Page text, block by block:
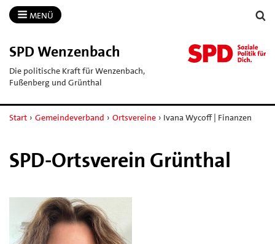
MENÜ
SPD Wenzenbach
Die politische Kraft für Wenzenbach,
Fußenberg und Grünthal
Start › Gemeindeverband › Ortsvereine › Ivana Wycoff | Finanzen
SPD-Ortsverein Grünthal